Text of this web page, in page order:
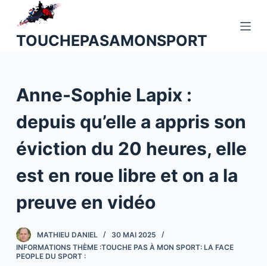
u
o
e
n
u
TOUCHEPASAMONSPORT
Anne-Sophie Lapix :
depuis qu’elle a appris son
éviction du 20 heures, elle
est en roue libre et on a la
preuve en vidéo
MATHIEU DANIEL
30 MAI 2025
INFORMATIONS THÈME :TOUCHE PAS À MON SPORT: LA FACE
PEOPLE DU SPORT :